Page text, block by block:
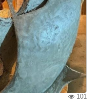
101